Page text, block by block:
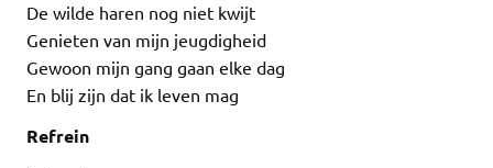
De wilde haren nog niet kwijt
Genieten van mijn jeugdigheid
Gewoon mijn gang gaan elke dag
En blij zijn dat ik leven mag
Refrein